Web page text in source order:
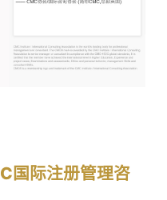
国际注册管理咨